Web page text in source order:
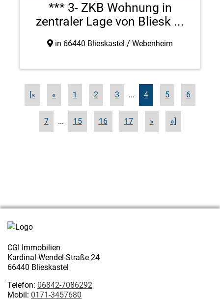
*** 3- ZKB Wohnung in
zentraler Lage von Bliesk ...
in 66440 Blieskastel / Webenheim
[« « 1 2 3 ... 4 5 6
7 ... 15 16 17 » »]
CGI Immobilien
Kardinal-Wendel-Straße 24
66440 Blieskastel
Telefon: 06842-7086292
Mobil: 0171-3457680